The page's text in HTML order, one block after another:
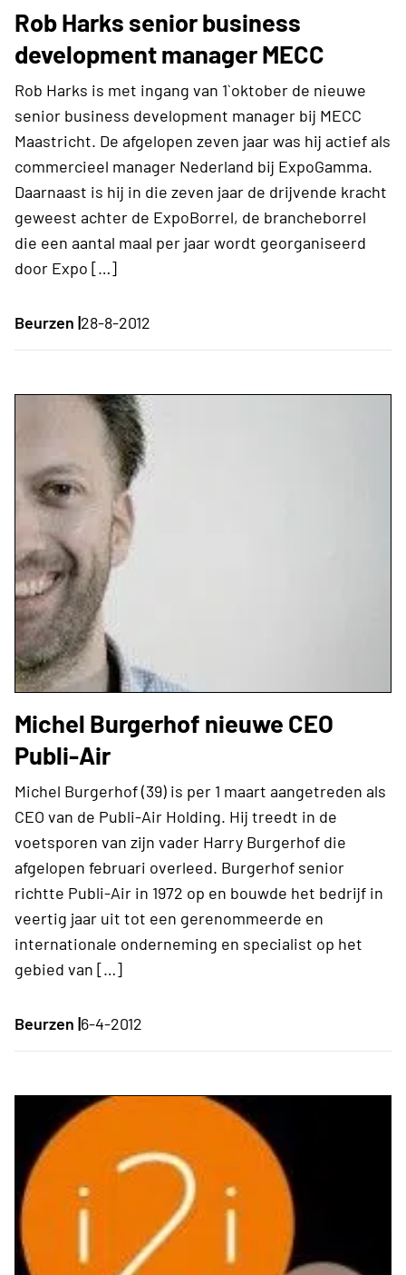
Rob Harks senior business
development manager MECC
Rob Harks is met ingang van 1`oktober de nieuwe
senior business development manager bij MECC
Maastricht. De afgelopen zeven jaar was hij actief als
commercieel manager Nederland bij ExpoGamma.
Daarnaast is hij in die zeven jaar de drijvende kracht
geweest achter de ExpoBorrel, de brancheborrel
die een aantal maal per jaar wordt georganiseerd
door Expo […]
Beurzen |28-8-2012
Michel Burgerhof nieuwe CEO
Publi-Air
Michel Burgerhof (39) is per 1 maart aangetreden als
CEO van de Publi-Air Holding. Hij treedt in de
voetsporen van zijn vader Harry Burgerhof die
afgelopen februari overleed. Burgerhof senior
richtte Publi-Air in 1972 op en bouwde het bedrijf in
veertig jaar uit tot een gerenommeerde en
internationale onderneming en specialist op het
gebied van […]
Beurzen |6-4-2012